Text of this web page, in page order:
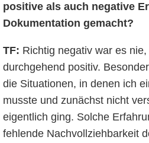
positive als auch negative
Dokumentation gemacht?
TF: Richtig negativ war es
durchgehend positiv.
die Situationen, in denen ich
musste und zunächst nicht
eigentlich ging. Solche
fehlende Nachvollziehbarkeit